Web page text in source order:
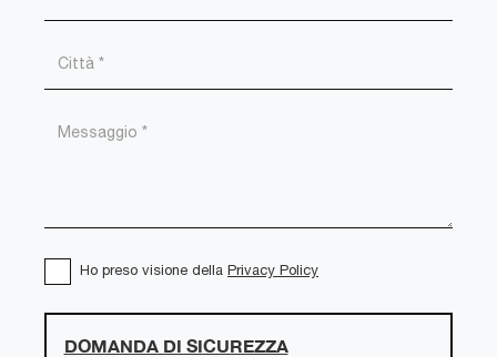
Ho preso visione della Privacy Policy
DOMANDA DI SICUREZZA